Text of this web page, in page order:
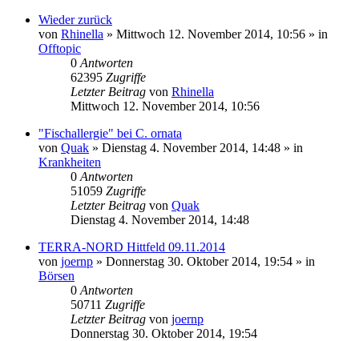
Wieder zurück
von Rhinella » Mittwoch 12. November 2014, 10:56 » in
Offtopic
0 Antworten
62395 Zugriffe
Letzter Beitrag von Rhinella
Mittwoch 12. November 2014, 10:56
"Fischallergie" bei C. ornata
von Quak » Dienstag 4. November 2014, 14:48 » in
Krankheiten
0 Antworten
51059 Zugriffe
Letzter Beitrag von Quak
Dienstag 4. November 2014, 14:48
TERRA-NORD Hittfeld 09.11.2014
von joernp » Donnerstag 30. Oktober 2014, 19:54 » in
Börsen
0 Antworten
50711 Zugriffe
Letzter Beitrag von joernp
Donnerstag 30. Oktober 2014, 19:54